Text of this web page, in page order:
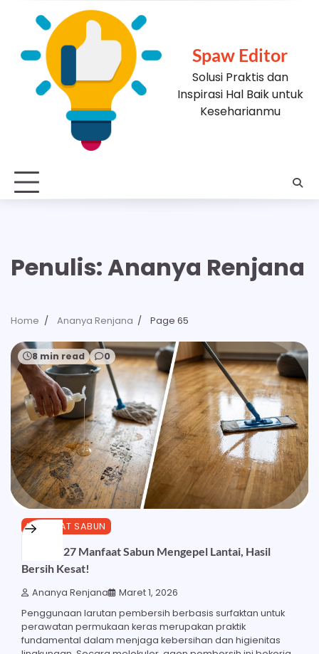
Spaw Editor
Solusi Praktis dan
Inspirasi Hal Baik untuk
Keseharianmu
Penulis:Ananya Renjana
Home Ananya Renjana Page 65
8 min read 0
MANFAAT SABUN
Ketahui 27 Manfaat Sabun Mengepel Lantai, Hasil
Bersih Kesat!
Ananya Renjana Maret 1, 2026
Penggunaan larutan pembersih berbasis surfaktan untuk
perawatan permukaan keras merupakan praktik
fundamental dalam menjaga kebersihan dan higienitas